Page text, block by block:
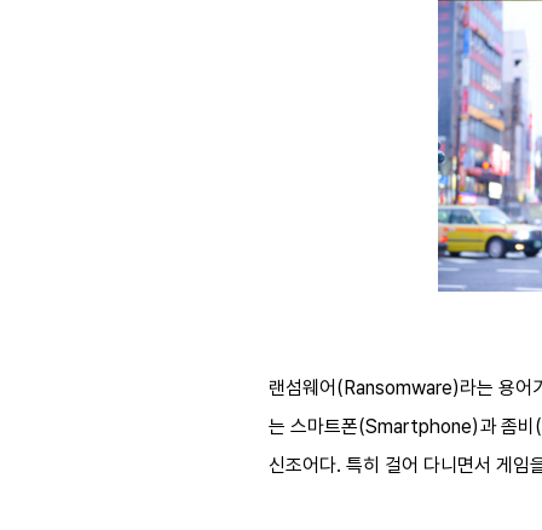
랜섬웨어(Ransomware)라는 용어
는 스마트폰(Smartphone)과 좀비
신조어다. 특히 걸어 다니면서 게